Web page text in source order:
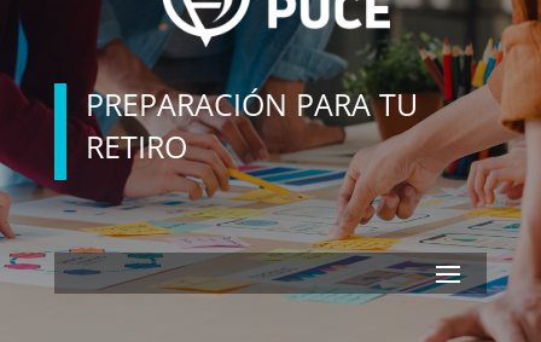
PREPARACIÓN PARA TU
RETIRO